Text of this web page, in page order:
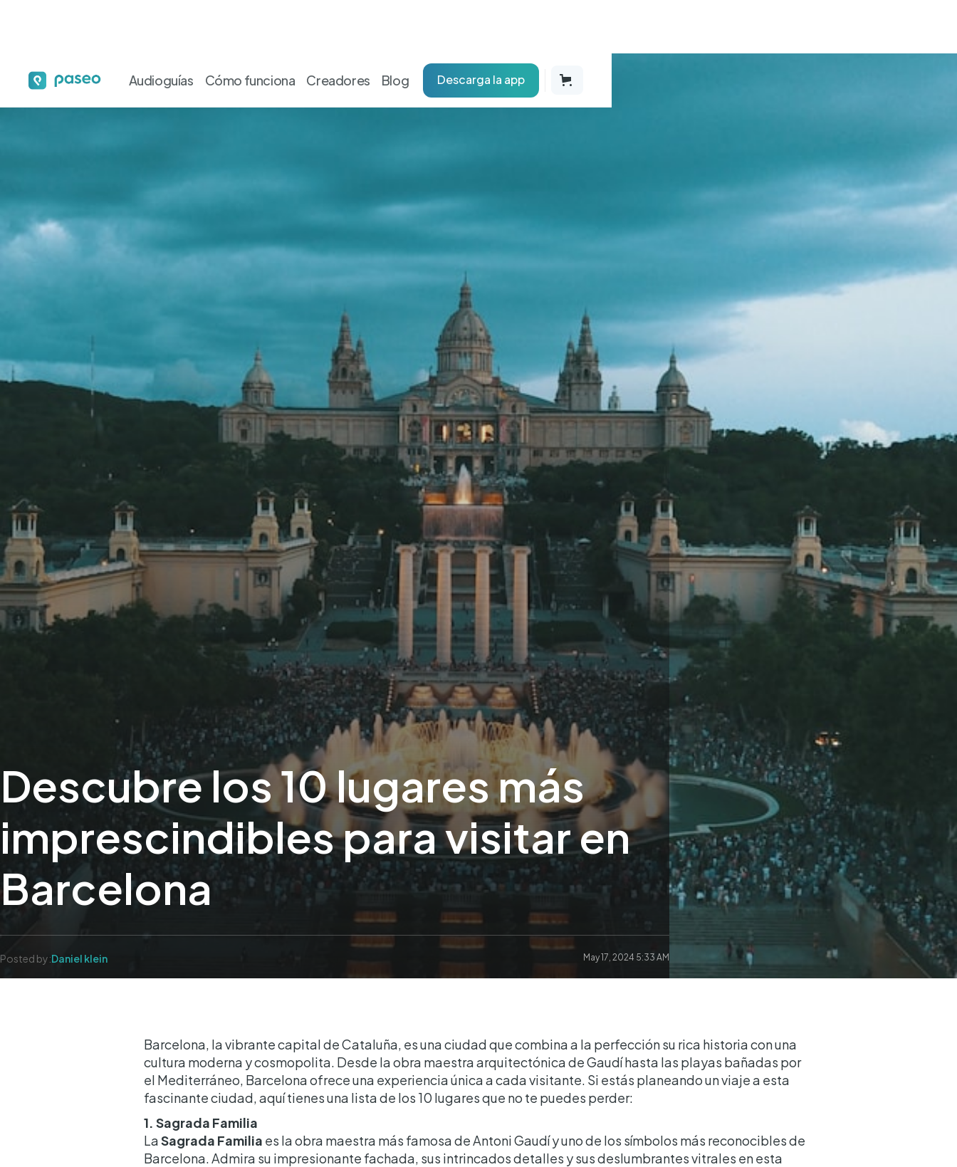
Audioguías Cómo funciona Creadores Blog Descarga la app
Descubre los 10 lugares más
imprescindibles para visitar en
Barcelona
Posted by:Daniel klein May 17, 2024 5:33 AM
Barcelona, la vibrante capital de Cataluña, es una ciudad que combina a la perfección su rica historia con una
cultura moderna y cosmopolita. Desde la obra maestra arquitectónica de Gaudí hasta las playas bañadas por
el Mediterráneo, Barcelona ofrece una experiencia única a cada visitante. Si estás planeando un viaje a esta
fascinante ciudad, aquí tienes una lista de los 10 lugares que no te puedes perder:
1. Sagrada Familia
LaSagrada Familia es la obra maestra más famosa de Antoni Gaudí y uno de los símbolos más reconocibles de
Barcelona. Admira su impresionante fachada, sus intrincados detalles y sus deslumbrantes vitrales en esta